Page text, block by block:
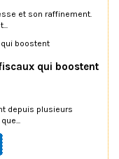
et son raffinement.
qui boostent
depuis plusieurs